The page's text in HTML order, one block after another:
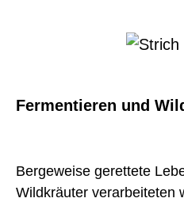
Fermentieren und
Bergeweise gerettete
Wildkräuter verarbeiteten